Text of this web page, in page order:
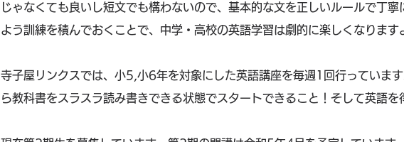
じゃなくても良いし短文でも構わないので、基本的な文を正しいルールで丁寧
よう訓練を積んでおくことで、中学・高校の英語学習は劇的に楽しくなります
寺子屋リンクスでは、小5,小6年を対象にした英語講座を毎週1回行っていま
ら教科書をスラスラ読み書きできる状態でスタートできること！そして英語を